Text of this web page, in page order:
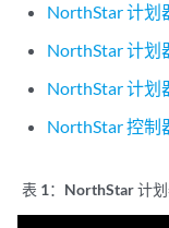
NorthStar 计划
NorthStar 计划
NorthStar 计划
NorthStar 控制
表 1： NorthStar 计划